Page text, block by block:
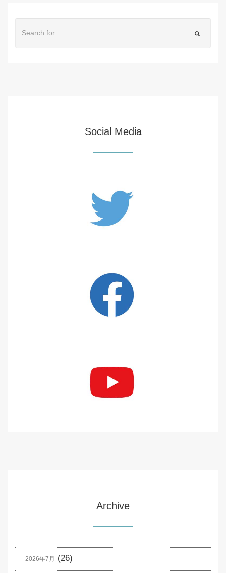
Social Media
Archive
2026年7月 (26)